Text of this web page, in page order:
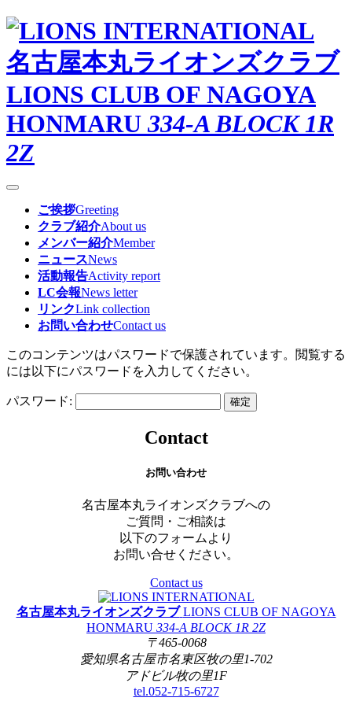
名古屋本丸ライオンズクラブ
LIONS CLUB OF NAGOYA
HONMARU 334-A BLOCK 1R
2Z
ご挨拶Greeting
クラブ紹介About us
メンバー紹介Member
ニュースNews
活動報告Activity report
LC会報News letter
リンクLink collection
お問い合わせContact us
このコンテンツはパスワードで保護されています。閲覧する
には以下にパスワードを入力してください。
パスワード:
Contact
お問い合わせ
名古屋本丸ライオンズクラブへの
ご質問・ご相談は
以下のフォームより
お問い合せください。
Contact us
名古屋本丸ライオンズクラブ LIONS CLUB OF NAGOYA
HONMARU 334-A BLOCK 1R 2Z
〒465-0068
愛知県名古屋市名東区牧の里1-702
アドビル牧の里1F
tel.052-715-6727